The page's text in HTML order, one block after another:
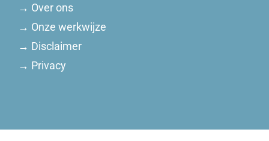
→ Over ons
→ Onze werkwijze
→ Disclaimer
→ Privacy